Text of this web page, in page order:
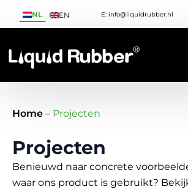
NL EN E: info@liquidrubber.nl
Home – Projecten
Projecten
Benieuwd naar concrete
waar ons product is gebruikt?